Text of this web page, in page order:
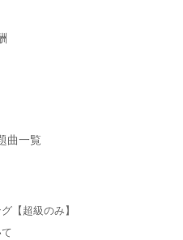
曲一覧
【超級のみ】